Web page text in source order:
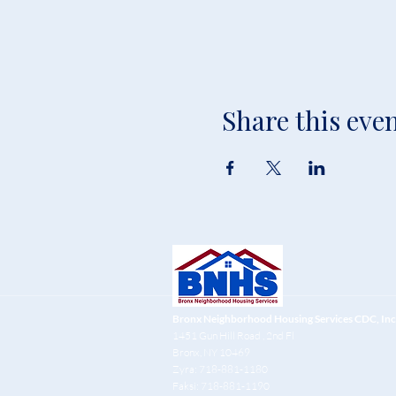
Share this
Bronx Neighborhood Housing Services CDC, Inc.
1451 Gun Hill Road
, 2nd Fl
Bronx, NY 10469
Zyra: 718-881-1180
Faksi: 718-881-1190